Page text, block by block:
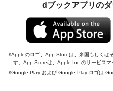
dブックアプリの
Appleのロゴ、App Storeは、米国もしくは
す。App Storeは、Apple Inc.のサービスマ
Google Play および Google Play ロゴは